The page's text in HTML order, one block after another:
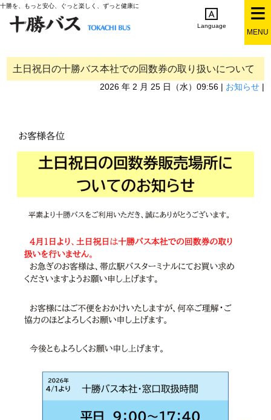
十勝を、もっと安心、ぐっと楽しく、ずっと健康に
Language
한국어
MENU
土日祝日の十勝バス本社での回数券の取り扱いについて
2026 年 2 月 25 日（水）09:56 | お知らせ|